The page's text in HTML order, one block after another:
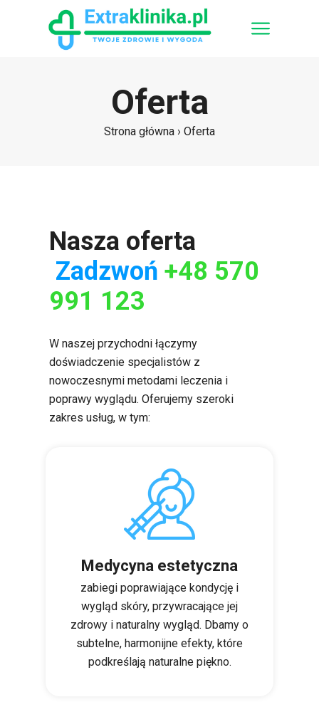
Oferta
Strona główna › Oferta
Nasza oferta
Zadzwoń +48 570
991 123
W naszej przychodni łączymy
doświadczenie specjalistów z
nowoczesnymi metodami leczenia i
poprawy wyglądu. Oferujemy szeroki
zakres usług, w tym:
Medycyna estetyczna
zabiegi poprawiające kondycję i
wygląd skóry, przywracające jej
zdrowy i naturalny wygląd. Dbamy o
subtelne, harmonijne efekty, które
podkreślają naturalne piękno.